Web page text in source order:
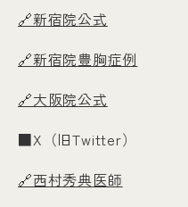
🔗新宿院公式
🔗新宿院豊胸症例
🔗大阪院公式
■X（旧Twitter）
🔗西村秀典医師